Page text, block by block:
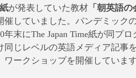
が発表していた教材 「朝英語の
していました。パンデミック
末にThe Japan Time紙が同プロ
じレベルの英語メディア記事
ークショップを開催しています